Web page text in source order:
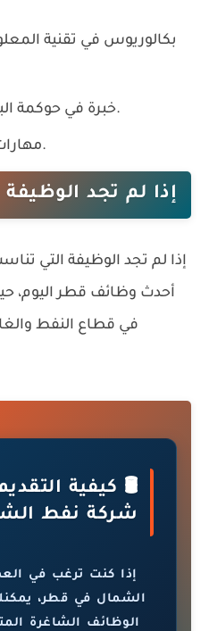
بكالوريوس في تقنية
خبرة في حوكمة البيانات وإدارة المعلومات.
مهارات تحليلية وتقنية متقدمة.
إذا لم تجد
إذا لم تجد الوظيفة التي
أحدث وظائف قطر اليوم،
في قطاع النفط
🛢️ كيفية
شركة نفط
إذا كنت ترغب في
الشمال في قطر،
الوظائف الشاغرة